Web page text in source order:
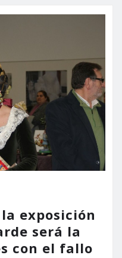
exposición
será la
con el fallo